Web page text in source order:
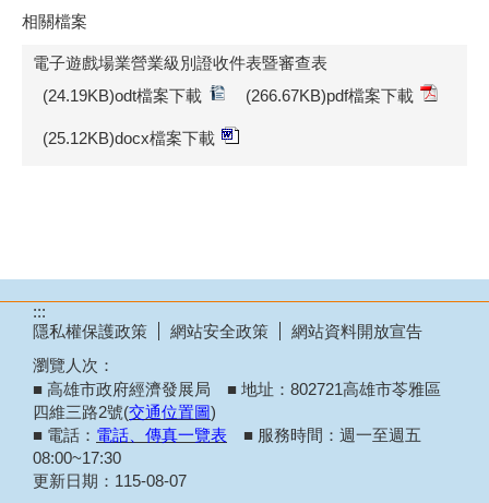
相關檔案
電子遊戲場業營業級別證收件表暨審查表
(24.19KB)odt檔案下載
(266.67KB)pdf檔案下載
(25.12KB)docx檔案下載
:::
隱私權保護政策
網站安全政策
網站資料開放宣告
瀏覽人次：
■ 高雄市政府經濟發展局 ■ 地址：802721高雄市苓雅區
四維三路2號(交通位置圖)
■ 電話： 電話、傳真一覽表
■ 服務時間：週一至週五
08:00~17:30
更新日期： 115-08-07